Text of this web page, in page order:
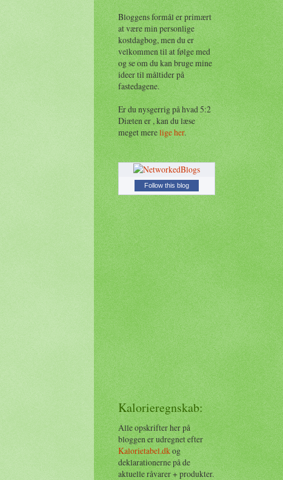
Bloggens formål er primært
at være min personlige
kostdagbog, men du er
velkommen til at følge med
og se om du kan bruge mine
ideer til måltider på
fastedagene.
Er du nysgerrig på hvad 5:2
Diæten er , kan du læse
meget merelige her.
Follow this blog
Kalorieregnskab:
Alle opskrifter her på
bloggen er udregnet efter
Kalorietabel.dkog
deklarationerne på de
aktuelle råvarer + produkter.